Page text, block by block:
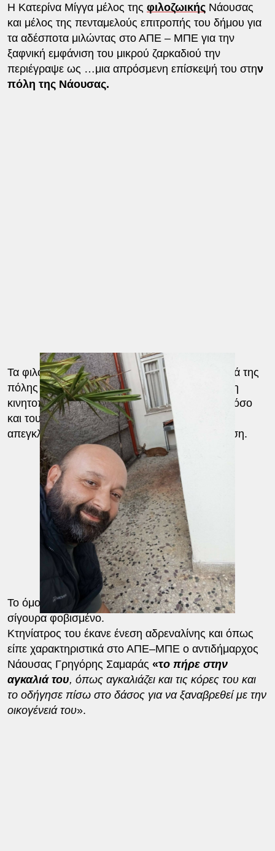
Η Κατερίνα Μίγγα μέλος της φιλοζωικήςΝάουσας
και μέλος της πενταμελούς επιτροπής του δήμου για
τα αδέσποτα μιλώντας στο ΑΠΕ – ΜΠΕ για την
ξαφνική εμφάνιση του μικρού ζαρκαδιού την
περιέγραψε ως …μια απρόσμενη επίσκεψή του στην
πόλη της Νάουσας.
Τα φιλοζωικά και αυτοδιοικητικά αντανακλαστικά της
πόλης αποδείχθηκαν πάντως γρήγορα καθώς η
κινητοποίηση τόσο των μελών της φιλοζωικής όσο
και του αρμόδιου αντιδημάρχου για τον
απεγκλωβισμό του μικρού ζαρκαδιού ήταν άμεση.
Το όμορφο ζώο δεν ήταν τραυματισμένο αλλά
σίγουρα φοβισμένο.
Κτηνίατρος του έκανε ένεση αδρεναλίνης και όπως
είπε χαρακτηριστικά στο ΑΠΕ–ΜΠΕ ο αντιδήμαρχος
Νάουσας Γρηγόρης Σαμαράς «το πήρε στην
αγκαλιά του, όπως αγκαλιάζει και τις κόρες του και
το οδήγησε πίσω στο δάσος για να ξαναβρεθεί με την
οικογένειά του».